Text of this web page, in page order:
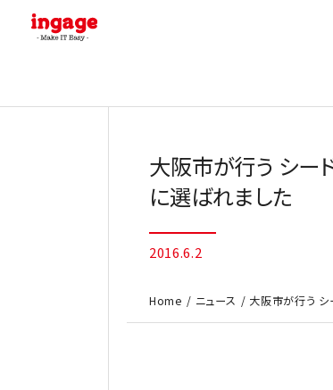
大阪市が行う シー
に選ばれました
2016.6.2
Home ニュース 大阪市が行う シ